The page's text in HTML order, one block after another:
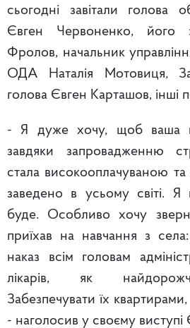
сьогодні завітали голова
Євген Червоненко, його
Фролов, начальник
ОДА Наталія Мотовиця,
голова Євген Карташов, інші
- Я дуже хочу, щоб ваша
завдяки запровадженню
стала високооплачуваною
заведено в усьому світі.
буде. Особливо хочу
приїхав на навчання з
наказ всім головам
лікарів, як
Забезпечувати їх
- наголосив у своєму